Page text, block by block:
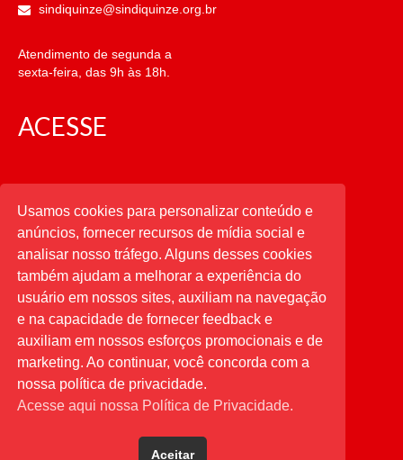
sindiquinze@sindiquinze.org.br
Atendimento de segunda a
sexta-feira, das 9h às 18h.
ACESSE
CATEGORIAS
CATEGORIAS
PESQUISAR
Buscar
por:
Usamos cookies para personalizar conteúdo e
anúncios, fornecer recursos de mídia social e
analisar nosso tráfego. Alguns desses cookies
também ajudam a melhorar a experiência do
usuário em nossos sites, auxiliam na navegação
e na capacidade de fornecer feedback e
auxiliam em nossos esforços promocionais e de
marketing. Ao continuar, você concorda com a
nossa política de privacidade.
Acesse aqui nossa Política de Privacidade.
Aceitar